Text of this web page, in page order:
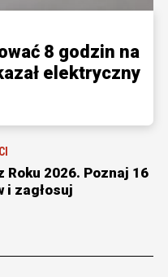
8 godzin na
elektryczny
Roku 2026. Poznaj 16
i zagłosuj